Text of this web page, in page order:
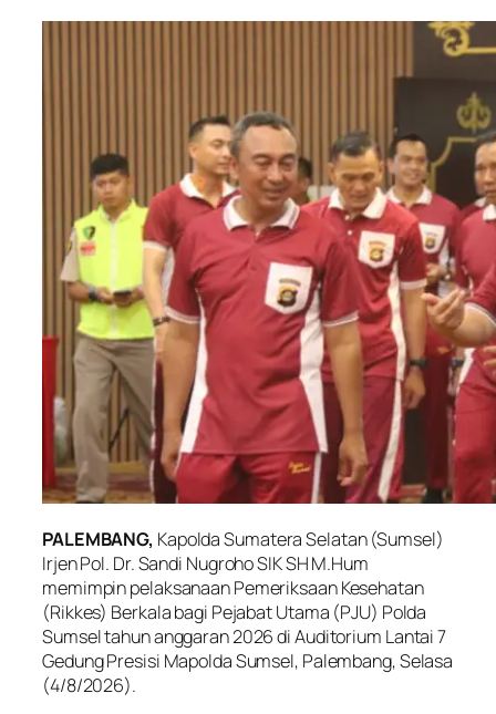
PALEMBANG, Kapolda Sumatera Selatan (Sumsel)
Irjen Pol. Dr. Sandi Nugroho SIK SH M.Hum
memimpin pelaksanaan Pemeriksaan Kesehatan
(Rikkes) Berkala bagi Pejabat Utama (PJU) Polda
Sumsel tahun anggaran 2026 di Auditorium Lantai 7
Gedung Presisi Mapolda Sumsel, Palembang, Selasa
(4/8/2026).